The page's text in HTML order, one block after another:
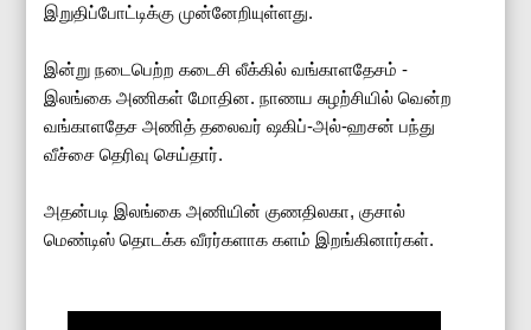
இறுதிப்போட்டிக்கு முன்னேறியுள்ளது.
இன்று நடைபெற்ற கடைசி லீக்கில் வங்காளதேசம் -
இலங்கை அணிகள் மோதின. நாணய சுழற்சியில் வென்ற
வங்காளதேச அணித் தலைவர் ஷகிப்-அல்-ஹசன் பந்து
வீச்சை தெரிவு செய்தார்.
அதன்படி இலங்கை அணியின் குணதிலகா, குசால்
மெண்டிஸ் தொடக்க வீரர்களாக களம் இறங்கினார்கள்.